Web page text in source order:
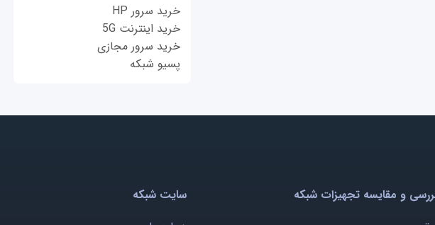
خرید سرور HP
خرید اینترنت 5G
خرید سرور مجازی
پسیو شبکه
و مقایسه تجهیزات شبکه
سایت شبکه